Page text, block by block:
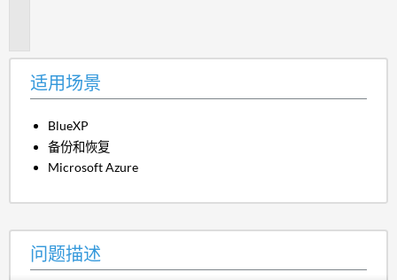
适用场景
BlueXP
备份和恢复
Microsoft Azure
问题描述